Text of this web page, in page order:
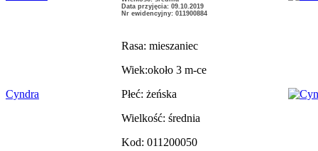
Data przyjęcia: 09.10.2019
Nr ewidencyjny: 011900884
Cyndra
Rasa: mieszaniec
Wiek:około 3 m-ce
Płeć: żeńska
Wielkość: średnia
Kod: 011200050